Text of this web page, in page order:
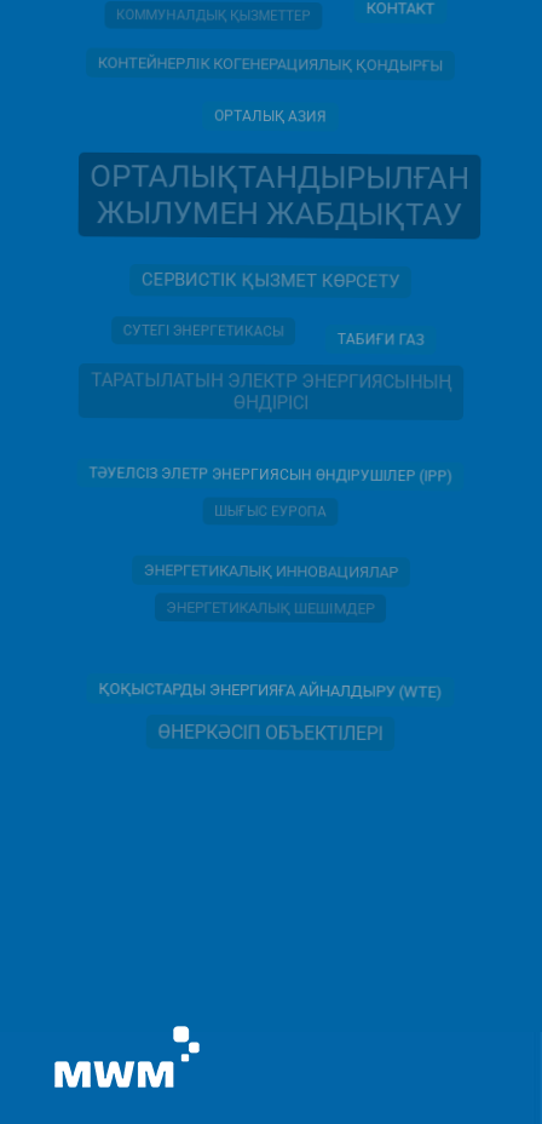
КОММУНАЛДЫҚ ҚЫЗМЕТТЕР КОНТАКТ
КОНТЕЙНЕРЛІК КОГЕНЕРАЦИЯЛЫҚ ҚОНДЫРҒЫ
ОРТАЛЫҚ АЗИЯ
ОРТАЛЫҚТАНДЫРЫЛҒАН
ЖЫЛУМЕН ЖАБДЫҚТАУ
СЕРВИСТІК ҚЫЗМЕТ КӨРСЕТУ
СУТЕГІ ЭНЕРГЕТИКАСЫ
ТАБИҒИ ГАЗ
ТАРАТЫЛАТЫН ЭЛЕКТР ЭНЕРГИЯСЫНЫҢ
ӨНДІРІСІ
ТӘУЕЛСІЗ ЭЛЕТР ЭНЕРГИЯСЫН ӨНДІРУШІЛЕР (IPP)
ШЫҒЫС ЕУРОПА
ЭНЕРГЕТИКАЛЫҚ ИННОВАЦИЯЛАР
ЭНЕРГЕТИКАЛЫҚ ШЕШІМДЕР
ҚОҚЫСТАРДЫ ЭНЕРГИЯҒА АЙНАЛДЫРУ (WTE)
ӨНЕРКӘСІП ОБЪЕКТІЛЕРІ